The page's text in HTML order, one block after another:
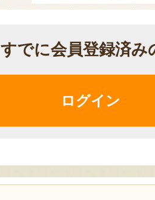
すでに会員登録済み
ログイン